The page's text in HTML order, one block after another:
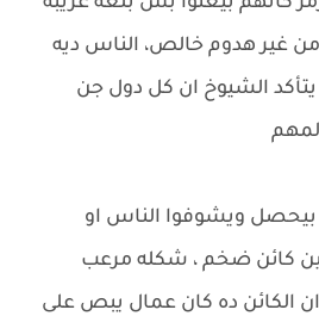
من غير هدوم خالص، الناس ديه
الشيوخ ان كل دول جن
بيحصل ويشوفوا الناس او
كائن ضخم ، شكله مرعب
الكائن ده كان عمال يبص على